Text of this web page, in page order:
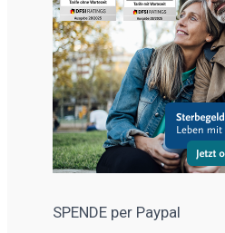
SPENDE per Paypal